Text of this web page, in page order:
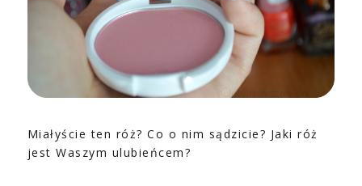
Miałyście ten róż? Co o nim sądzicie? Jaki róż
jest Waszym ulubieńcem?